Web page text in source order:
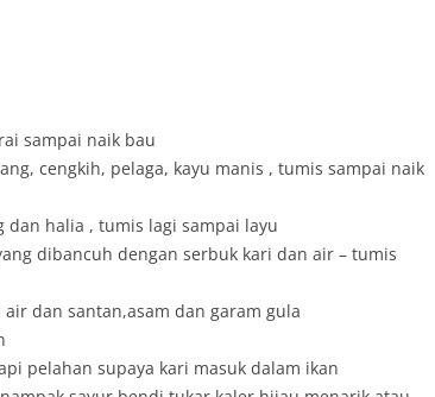
sampai naik bau
cengkih, pelaga, kayu manis , tumis sampai naik
dan halia , tumis lagi sampai layu
dibancuh dengan serbuk kari dan air – tumis
dan santan,asam dan garam gula
pelahan supaya kari masuk dalam ikan